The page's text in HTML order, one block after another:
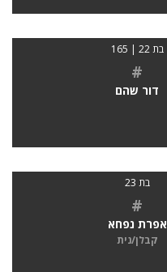
בת 22 | 165
#
דור שהם
בת 23
#
אפרת נפחא
קבלן/נית